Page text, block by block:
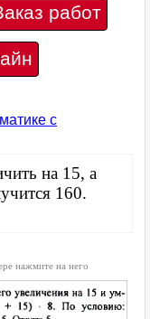
работ
с
на 15, а
160.
нажмите на него